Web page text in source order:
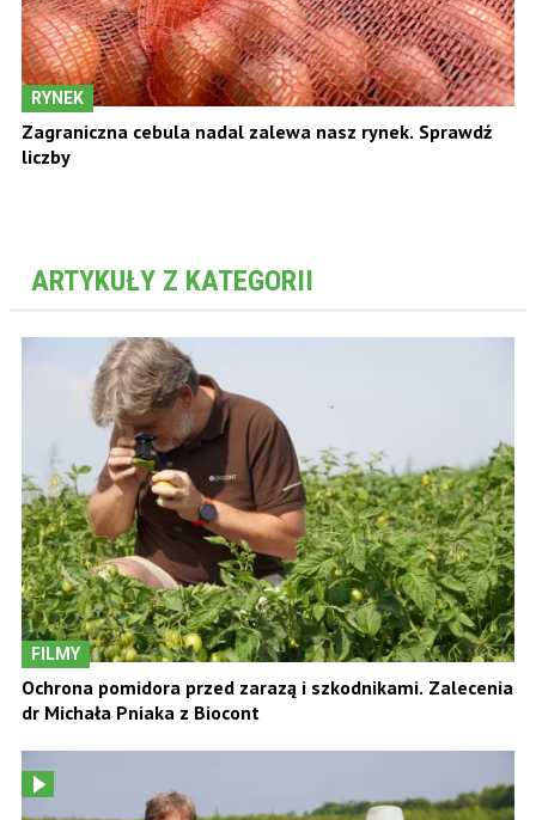
RYNEK
Zagraniczna cebula nadal zalewa nasz rynek. Sprawdź
liczby
ARTYKUŁY Z KATEGORII
FILMY
Ochrona pomidora przed zarazą i szkodnikami. Zalecenia
dr Michała Pniaka z Biocont